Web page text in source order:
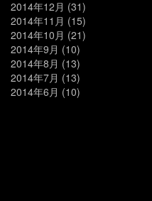
2014年12月 (31)
2014年11月 (15)
2014年10月 (21)
2014年9月 (10)
2014年8月 (13)
2014年7月 (13)
2014年6月 (10)